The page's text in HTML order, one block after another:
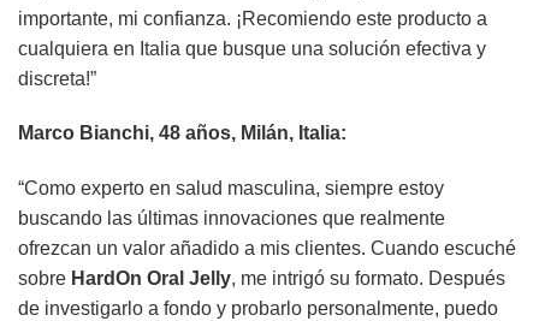
importante, mi confianza. ¡Recomiendo este producto a
cualquiera en Italia que busque una solución efectiva y
discreta!”
Marco Bianchi, 48 años, Milán, Italia:
“Como experto en salud masculina, siempre estoy
buscando las últimas innovaciones que realmente
ofrezcan un valor añadido a mis clientes. Cuando escuché
sobre HardOn Oral Jelly, me intrigó su formato. Después
de investigarlo a fondo y probarlo personalmente, puedo